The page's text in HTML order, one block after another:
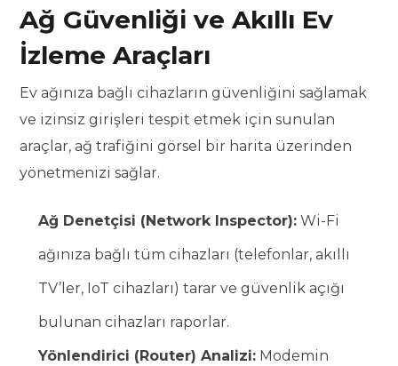
Ağ Güvenliği ve Akıllı Ev
İzleme Araçları
Ev ağınıza bağlı cihazların güvenliğini sağlamak
ve izinsiz girişleri tespit etmek için sunulan
araçlar, ağ trafiğini görsel bir harita üzerinden
yönetmenizi sağlar.
Ağ Denetçisi (Network Inspector): Wi-Fi
ağınıza bağlı tüm cihazları (telefonlar, akıllı
TV’ler, IoT cihazları) tarar ve güvenlik açığı
bulunan cihazları raporlar.
Yönlendirici (Router) Analizi: Modemin